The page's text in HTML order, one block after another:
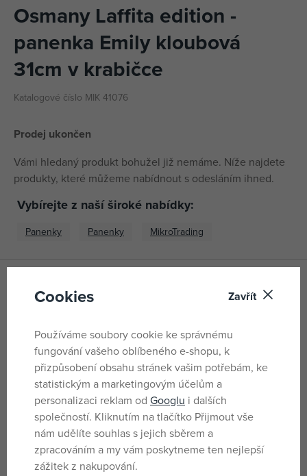
Osmany Laffita edition -
panenka Emily kloubová
31cm v krabičce
Katalogové číslo MIK 41076
Prodej ukončen
Vámi hledaný produkt bohužel již nemáme. Níže najdete
produkty, které můžeme nabídnout s odesláním ihned.
Vybírejte z naší široké nabídky:
Panenky Panenky MikroTrading
Parametry
Pohlaví Pro holky
Země původu CN
EANs 8592117410763
Dodavatelské číslo 41076
Katalogové číslo MIK 41076
EAN
Cookies Zavřít
Používáme soubory cookie ke správnému
fungování vašeho oblíbeného e-shopu, k
přizpůsobení obsahu stránek vašim potřebám, ke
statistickým a marketingovým účelům a
personalizaci reklam od Googlu i dalších
společností. Kliknutím na tlačítko Přijmout vše
nám udělíte souhlas s jejich sběrem a
zpracováním a my vám poskytneme ten nejlepší
zážitek z nakupování.